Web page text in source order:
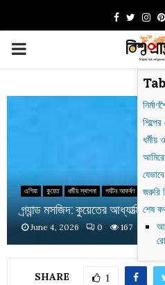
Facebook
Twitter
PRIMARY
এশিয়া কুয়েত ধর্মীয় স্থাপনা পর্যটন আকর্ষণ
গ্র্যান্ড মসজিদ: কুয়েতের আধ্যাত্মিক ও
June 4, 2026 0 167
SHARE 1
জরুরি
শেষ